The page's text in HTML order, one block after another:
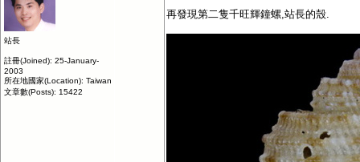
站長
註冊(Joined): 25-January-
2003
所在地國家(Location): Taiwan
文章數(Posts): 15422
再發現第二隻千旺輝鐘螺,站長的殼.